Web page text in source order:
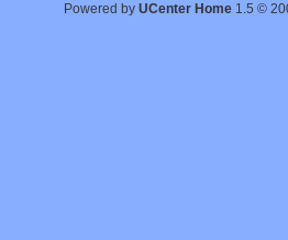
Powered by UCenter Home 1.5 ©